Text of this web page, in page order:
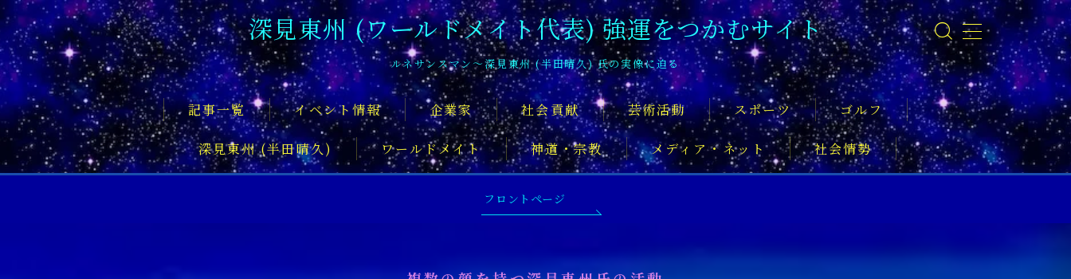
深見東州 (ワールドメイト代表) 強運をつかむサイト
ルネサンスマン〜深見東州 (半田晴久) 氏の実像に迫る
記事一覧 イベント情報 企業家 社会貢献 芸術活動 スポーツ ゴルフ
深見東州 (半田晴久) ワールドメイト 神道・宗教 メディア・ネット 社会情勢
フロントページ 深見東州氏について知るおすすめの記事
フロントページ